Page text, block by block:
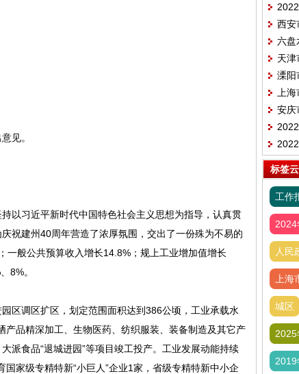
见。
以习近平新时代中国特色社会主义思想为指导，认真贯
祝建州40周年营造了浓厚氛围，交出了一份殊为不易的
一般公共预算收入增长14.8%；规上工业增加值增长
8%。
区调区扩区，划定范围面积达到386公顷，工业承载水
品精深加工、生物医药、纺织服装、装备制造及其它产
派食品“退城进园”等项目竣工投产。工业发展动能持续
家级专精特新“小巨人”企业1家，省级专精特新中小企
西安
六盘
天津
溧阳
上
安庆
标签云
工作
2024
人民
上海
城区
2025
2019